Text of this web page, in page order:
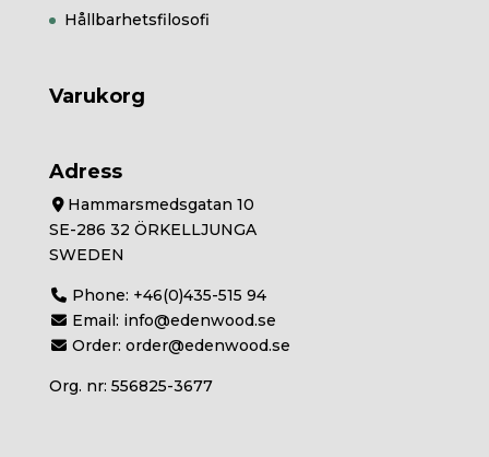
Hållbarhetsfilosofi
Varukorg
Adress
Hammarsmedsgatan 10
SE-286 32 ÖRKELLJUNGA
SWEDEN
Phone: +46(0)435-515 94
Email: info@edenwood.se
Order:order@edenwood.se
Org. nr: 556825-3677